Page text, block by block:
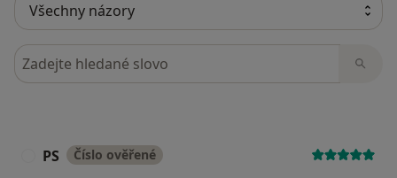
Hledejte v názorech
PS Číslo ověřené